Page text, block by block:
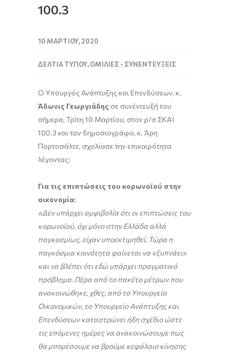
100.3
10 ΜΑΡΤΊΟΥ, 2020
ΔΕΛΤΊΑ ΤΎΠΟΥ,ΟΜΙΛΊΕΣ - ΣΥΝΕΝΤΕΎΞΕΙΣ
Ο Υπουργός Ανάπτυξης και Επενδύσεων, κ.
Άδωνις Γεωργιάδης σε συνέντευξή του
σήμερα, Τρίτη 10 Μαρτίου, στον ρ/σ ΣΚΑΪ
100.3 και τον δημοσιογράφο, κ. Άρη
Πορτοσάλτε, σχολίασε την επικαιρότητα
λέγοντας:
Για τις επιπτώσεις του κορωνοϊού στην
οικονομία:
«Δεν υπάρχει αμφιβολία ότι οι επιπτώσεις του
κορωνοϊού, όχι μόνο στην Ελλάδα αλλά
παγκοσμίως, είχαν υποεκτιμηθεί. Τώρα η
παγκόσμια κοινότητα φαίνεται να «ξυπνάει»
και να βλέπει ότι εδώ υπάρχει πραγματικό
πρόβλημα. Πέρα από το πακέτο μέτρων που
ανακοινώθηκε, χθες, από το Υπουργείο
Οικονομικών, το Υπουργείο Ανάπτυξης και
Επενδύσεων καταστρώνει ήδη σχέδιο ώστε
τις επόμενες ημέρες να ανακοινώσουμε πως
θα μπορέσουμε να βρούμε κεφάλαιο κίνησης